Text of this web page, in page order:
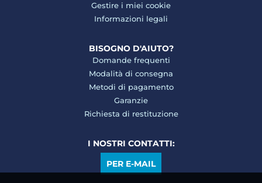
Gestire i miei cookie
Informazioni legali
BISOGNO D'AIUTO?
Domande frequenti
Modalità di consegna
Metodi di pagamento
Garanzie
Richiesta di restituzione
I NOSTRI CONTATTI:
PER E-MAIL